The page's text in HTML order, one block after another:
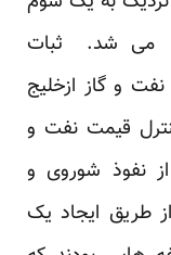
می شد. ثبات
و گاز ازخلیج
قیمت نفت و
نفوذ شوروی و
طریق ایجاد یک